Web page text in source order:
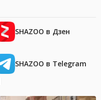
SHAZOO в Дзен
SHAZOO в Telegram